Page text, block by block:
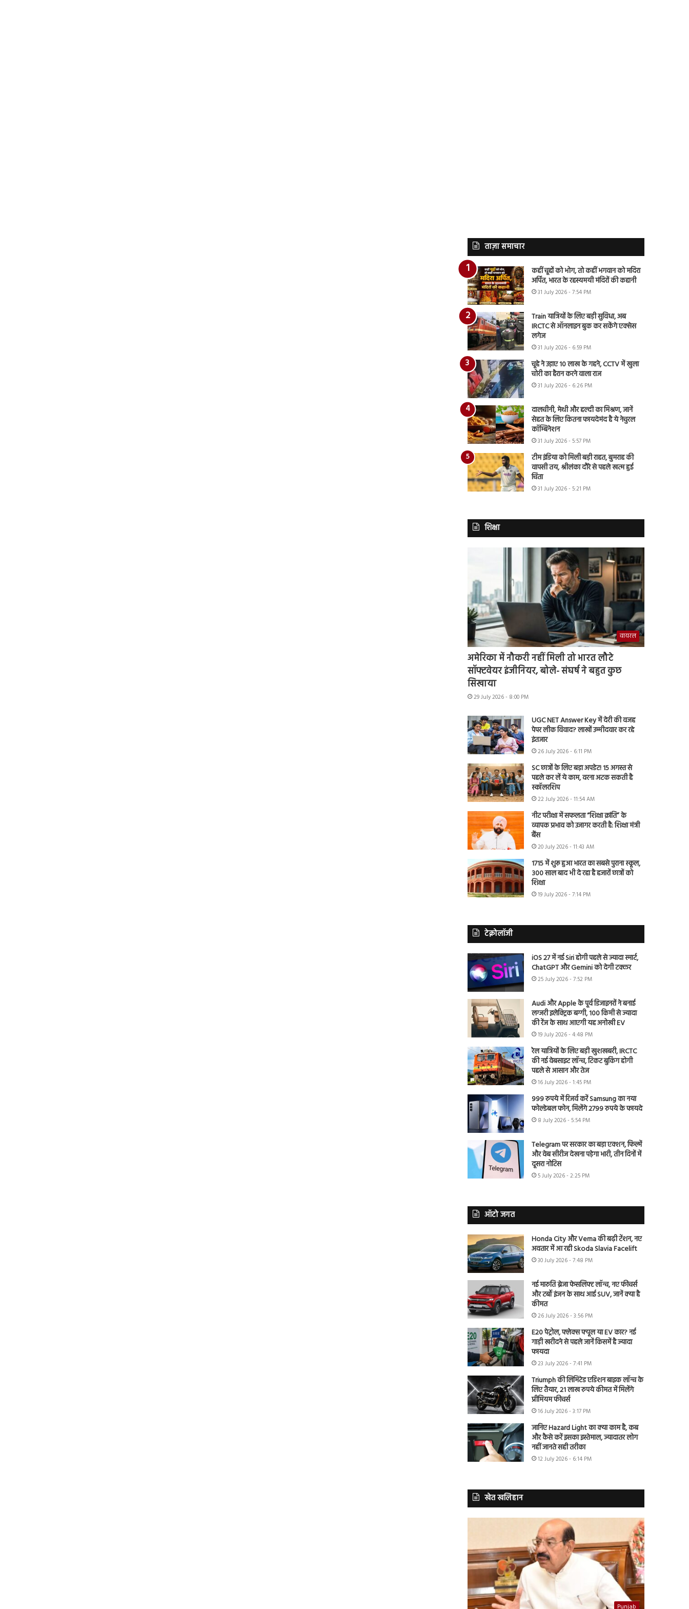
ताज़ा समाचार
कहीं चूहों को भोग, तो कहीं भगवान को मदिरा
अर्पित, भारत के रहस्यमयी मंदिरों की कहानी
31 July 2026 - 7:54 PM
Train यात्रियों के लिए बड़ी सुविधा, अब
IRCTC से ऑनलाइन बुक कर सकेंगे एक्सेस
लगेज
31 July 2026 - 6:59 PM
चूहे ने उड़ाए 10 लाख के गहने, CCTV में खुला
चोरी का हैरान करने वाला राज
31 July 2026 - 6:26 PM
दालचीनी, मेथी और हल्दी का मिश्रण, जानें
सेहत के लिए कितना फायदेमंद है ये नेचुरल
कॉम्बिनेशन
31 July 2026 - 5:57 PM
टीम इंडिया को मिली बड़ी राहत, बुमराह की
वापसी तय, श्रीलंका दौरे से पहले खत्म हुई
चिंता
31 July 2026 - 5:21 PM
शिक्षा
वायरल
अमेरिका में नौकरी नहीं मिली तो भारत लौटे
सॉफ्टवेयर इंजीनियर, बोले- संघर्ष ने बहुत कुछ
सिखाया
29 July 2026 - 8:00 PM
UGC NET Answer Key में देरी की वजह
पेपर लीक विवाद? लाखों उम्मीदवार कर रहे
इंतजार
26 July 2026 - 6:11 PM
SC छात्रों के लिए बड़ा अपडेट! 15 अगस्त से
पहले कर लें ये काम, वरना अटक सकती है
स्कॉलरशिप
22 July 2026 - 11:54 AM
नीट परीक्षा में सफलता “शिक्षा क्रांति” के
व्यापक प्रभाव को उजागर करती है: शिक्षा मंत्री
बैंस
20 July 2026 - 11:43 AM
1715 में शुरू हुआ भारत का सबसे पुराना स्कूल,
300 साल बाद भी दे रहा है हजारों छात्रों को
शिक्षा
19 July 2026 - 7:14 PM
टेक्नोलॉजी
iOS 27 में नई Siri होगी पहले से ज्यादा स्मार्ट,
ChatGPT और Gemini को देगी टक्कर
25 July 2026 - 7:52 PM
Audi और Apple के पूर्व डिजाइनरों ने बनाई
लग्जरी इलेक्ट्रिक बग्गी, 100 किमी से ज्यादा
की रेंज के साथ आएगी यह अनोखी EV
19 July 2026 - 4:48 PM
रेल यात्रियों के लिए बड़ी खुशखबरी, IRCTC
की नई वेबसाइट लॉन्च, टिकट बुकिंग होगी
पहले से आसान और तेज
16 July 2026 - 1:45 PM
999 रुपये में रिजर्व करें Samsung का नया
फोल्डेबल फोन, मिलेंगे 2799 रुपये के फायदे
8 July 2026 - 5:54 PM
Telegram पर सरकार का बड़ा एक्शन, फिल्में
और वेब सीरीज देखना पड़ेगा भारी, तीन दिनों में
दूसरा नोटिस
5 July 2026 - 2:25 PM
ऑटो जगत
Honda City और Verna की बढ़ी टेंशन, नए
अवतार में आ रही Skoda Slavia Facelift
30 July 2026 - 7:48 PM
नई मारुति ब्रेजा फेसलिफ्ट लॉन्च, नए फीचर्स
और टर्बो इंजन के साथ आई SUV, जानें क्या है
कीमत
26 July 2026 - 3:56 PM
E20 पेट्रोल, फ्लेक्स फ्यूल या EV कार? नई
गाड़ी खरीदने से पहले जानें किसमें है ज्यादा
फायदा
23 July 2026 - 7:41 PM
Triumph की लिमिटेड एडिशन बाइक लॉन्च के
लिए तैयार, 21 लाख रुपये कीमत में मिलेंगे
प्रीमियम फीचर्स
16 July 2026 - 3:17 PM
जानिए Hazard Light का क्या काम है, कब
और कैसे करें इसका इस्तेमाल, ज्यादातर लोग
नहीं जानते सही तरीका
12 July 2026 - 6:14 PM
खेत खलिहान
Punjab